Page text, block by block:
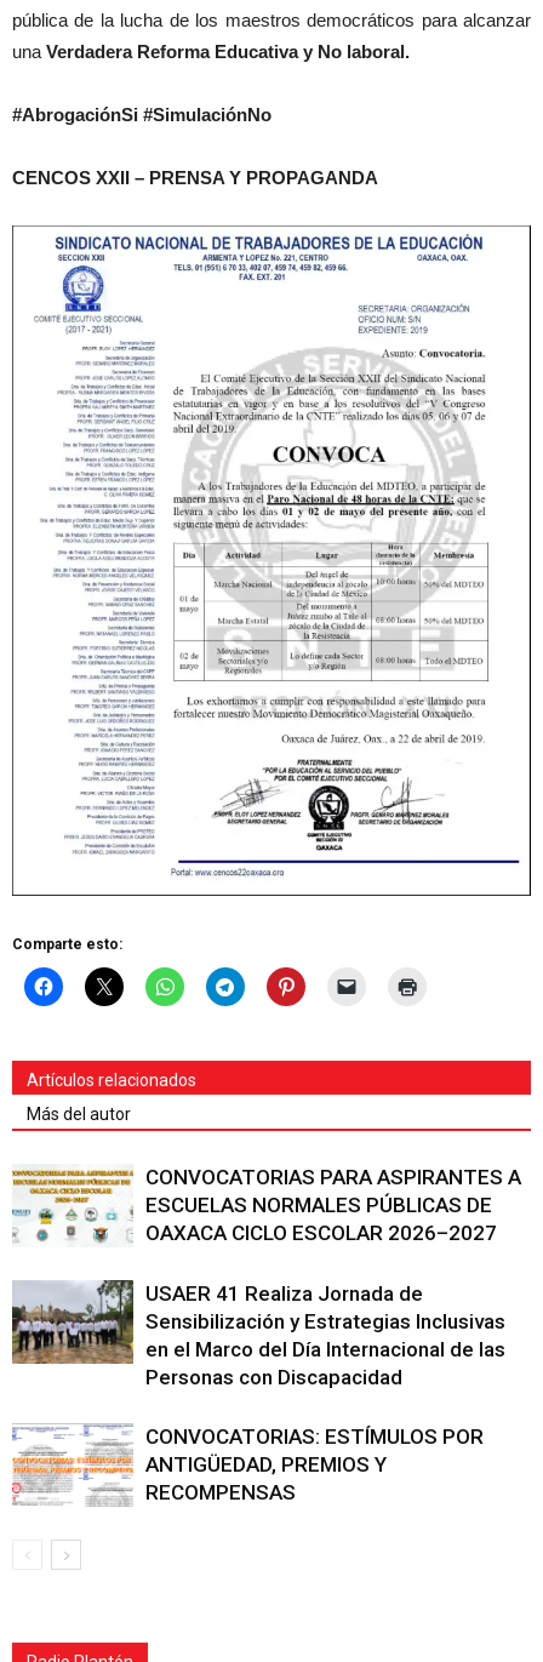
pública de la lucha de los maestros democráticos para alcanzar
una Verdadera Reforma Educativa y No laboral.
#AbrogaciónSi #SimulaciónNo
CENCOS XXII – PRENSA Y PROPAGANDA
Comparte esto:
Artículos relacionados
Más del autor
CONVOCATORIAS PARA ASPIRANTES A
ESCUELAS NORMALES PÚBLICAS DE
OAXACA CICLO ESCOLAR 2026–2027
USAER 41 Realiza Jornada de
Sensibilización y Estrategias Inclusivas
en el Marco del Día Internacional de las
Personas con Discapacidad
CONVOCATORIAS: ESTÍMULOS POR
ANTIGÜEDAD, PREMIOS Y
RECOMPENSAS